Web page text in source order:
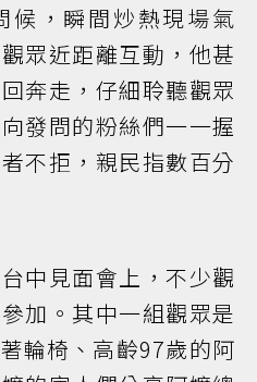
候，瞬間炒熱現場氣
眾近距離互動，他甚
奔走，仔細聆聽觀眾
發問的粉絲們一一握
不拒，親民指數百分
中見面會上，不少觀
加。其中一組觀眾是
輪椅、高齡97歲的阿